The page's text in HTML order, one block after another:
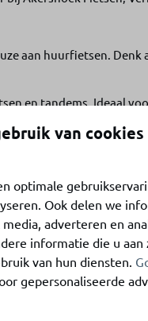
aan huurfietsen.
en tandems. Ideaal
en sportieve
en
van cookies
optimale
Ook delen we
adverteren en
informatie die u
van hun diensten.
gepersonaliseerde